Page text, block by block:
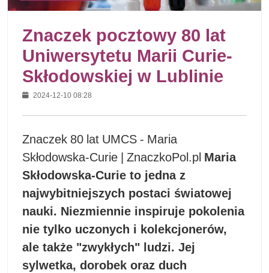
Znaczek pocztowy 80 lat
Uniwersytetu Marii Curie-
Skłodowskiej w Lublinie
2024-12-10 08:28
Znaczek 80 lat UMCS - Maria
Skłodowska-Curie | ZnaczkoPol.pl Maria
Skłodowska-Curie to jedna z
najwybitniejszych postaci światowej
nauki. Niezmiennie inspiruje pokolenia
nie tylko uczonych i kolekcjonerów,
ale także "zwykłych" ludzi. Jej
sylwetka, dorobek oraz duch